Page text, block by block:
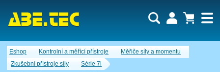
Eshop Kontrolní a měřící přístroje
Měřiče síly a momentu
Zkušební přístroje síly
Série 7i
Nákupní košík je momentálně prázdný.
Počet produktů:0
Cena celkem:
Uživatel:
Heslo: